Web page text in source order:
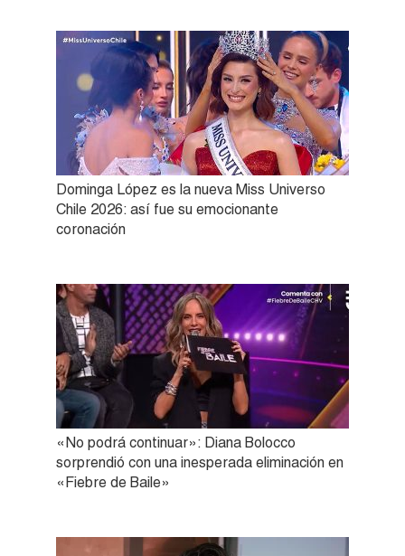
Dominga López es la nueva Miss Universo
Chile 2026: así fue su emocionante
coronación
«No podrá continuar»: Diana Bolocco
sorprendió con una inesperada eliminación en
«Fiebre de Baile»